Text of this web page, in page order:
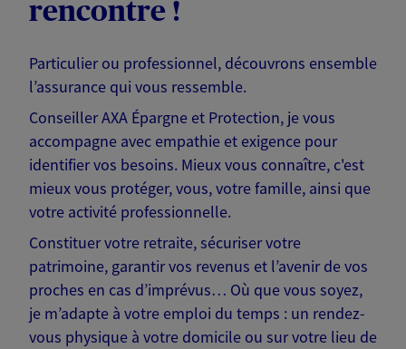
rencontre !
Particulier ou professionnel, découvrons ensemble
l’assurance qui vous ressemble.
Conseiller AXA Épargne et Protection, je vous
accompagne avec empathie et exigence pour
identifier vos besoins. Mieux vous connaître, c'est
mieux vous protéger, vous, votre famille, ainsi que
votre activité professionnelle.
Constituer votre retraite, sécuriser votre
patrimoine, garantir vos revenus et l’avenir de vos
proches en cas d’imprévus… Où que vous soyez,
je m’adapte à votre emploi du temps : un rendez-
vous physique à votre domicile ou sur votre lieu de